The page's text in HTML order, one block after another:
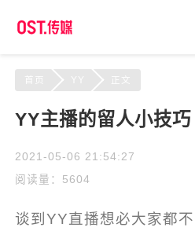
首页 正文
YY主播的留人小技巧
2021-05-06 21:54:27
阅读量：5604
谈到YY直播想必大家都